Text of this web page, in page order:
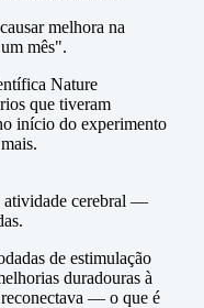
melhora na
mês".
Nature
que tiveram
início do experimento
atividade cerebral —
de estimulação
duradouras à
reconectava — o que é